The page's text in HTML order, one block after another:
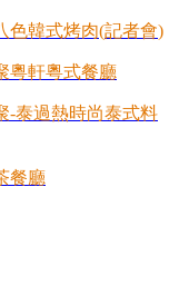
色韓式烤肉(記者會)
粵軒粵式餐廳
-泰過熱時尚泰式料
餐廳